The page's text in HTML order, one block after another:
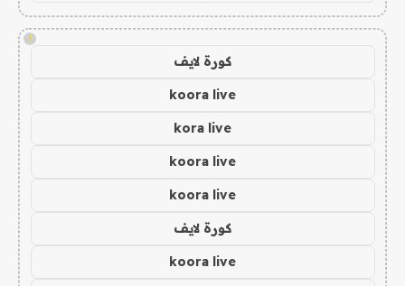
!
كورة لايف
koora live
kora live
koora live
koora live
كورة لايف
koora live